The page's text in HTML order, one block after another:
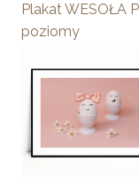
Plakat WESOŁA
poziomy